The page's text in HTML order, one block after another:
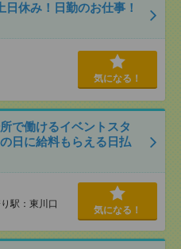
休み！日勤のお仕事！
気になる！
で働けるイベントスタ
日に給料もらえる日払
駅：東川口
気になる！